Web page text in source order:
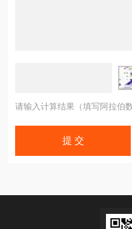
请输入计算结果（填写阿拉伯